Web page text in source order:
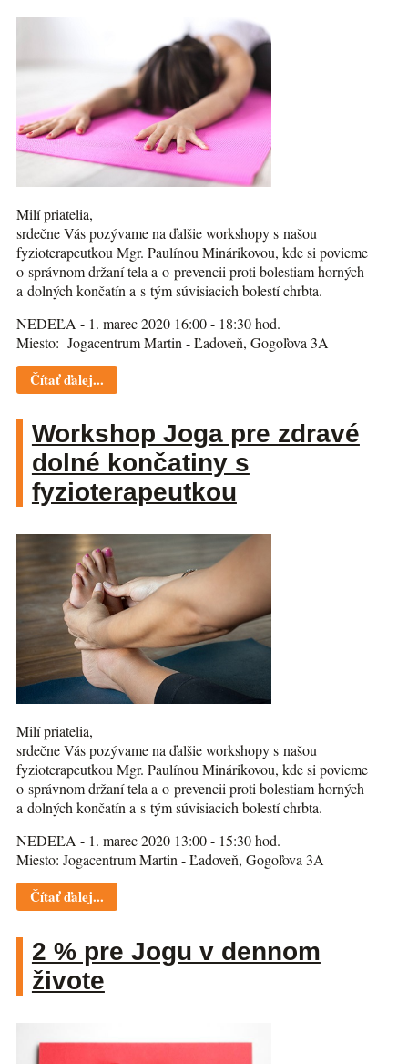
Milí priatelia,
srdečne Vás pozývame na ďalšie workshopy s našou
fyzioterapeutkou Mgr. Paulínou Minárikovou, kde si povieme
o správnom držaní tela a o prevencii proti bolestiam horných
a dolných končatín a s tým súvisiacich bolestí chrbta.
NEDEĽA - 1. marec 2020 16:00 - 18:30 hod.
Miesto: Jogacentrum Martin - Ľadoveň, Gogoľova 3A
Čítať ďalej...
Workshop Joga pre zdravé
dolné končatiny s
fyzioterapeutkou
Milí priatelia,
srdečne Vás pozývame na ďalšie workshopy s našou
fyzioterapeutkou Mgr. Paulínou Minárikovou, kde si povieme
o správnom držaní tela a o prevencii proti bolestiam horných
a dolných končatín a s tým súvisiacich bolestí chrbta.
NEDEĽA - 1. marec 2020 13:00 - 15:30 hod.
Miesto: Jogacentrum Martin - Ľadoveň, Gogoľova 3A
Čítať ďalej...
2 % pre Jogu v dennom
živote